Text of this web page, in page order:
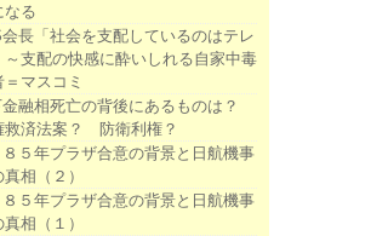
なる
長「社会を支配しているのはテレ
～支配の快感に酔いしれる自家中毒
＝マスコミ
融相死亡の背後にあるものは？
救済法案？ 防衛利権？
８５年プラザ合意の背景と日航機事
相（２）
８５年プラザ合意の背景と日航機事
相（１）